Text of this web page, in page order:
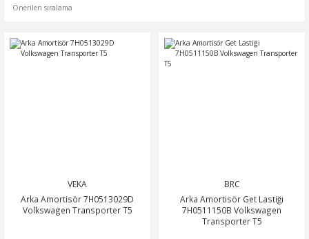
VEKA
Arka Amortisör 7H0513029D
Volkswagen Transporter T5
BRC
Arka Amortisör Get Lastiği
7H0511150B Volkswagen
Transporter T5